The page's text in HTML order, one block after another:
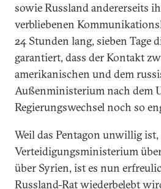
sowie Russland andererseits
verbliebenen
24 Stunden lang, sieben Tage
garantiert, dass der Kontakt
amerikanischen und dem
Außenministerium nach dem
Regierungswechsel noch so
Weil das Pentagon unwillig
Verteidigungsministerium
über Syrien, ist es nun
Russland-Rat wiederbelebt